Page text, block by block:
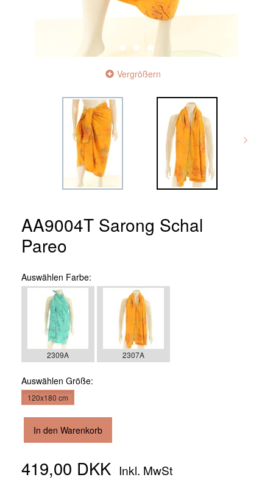
Vergrößern
AA9004T Sarong Schal
Pareo
Auswählen Farbe:
2309A 2307A
Auswählen Größe:
120x180 cm
In den Warenkorb
419,00 DKK Inkl. MwSt